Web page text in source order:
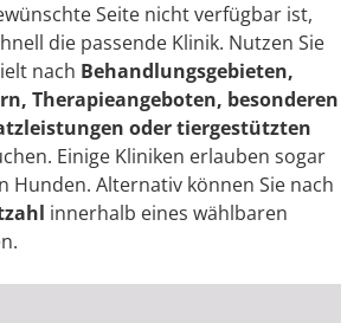
Seite nicht verfügbar ist,
die passende Klinik. Nutzen Sie
nach Behandlungsgebieten,
Therapieangeboten, besonderen
oder tiergestützten
Einige Kliniken erlauben sogar
Hunden. Alternativ können Sie nach
innerhalb eines wählbaren